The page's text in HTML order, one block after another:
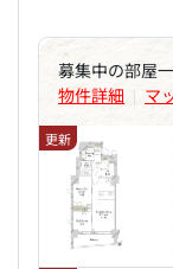
募集中の部屋
物件詳細 | マ
更新